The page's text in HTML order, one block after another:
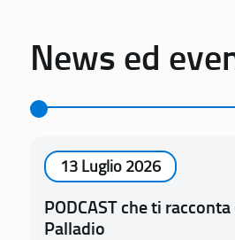
News ed
13 Luglio 2026
PODCAST che ti
Palladio